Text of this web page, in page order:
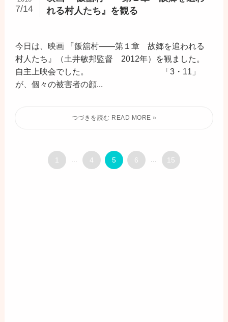
れる村人たち』を観る
7/14
今日は、映画 『飯舘村――第１章 故郷を追われる
村人たち』（土井敏邦監督 2012年）を観ました。
自主上映会でした。 「3・11」
が、個々の被害者の顔...
1 ... 4 5 6 ... 15